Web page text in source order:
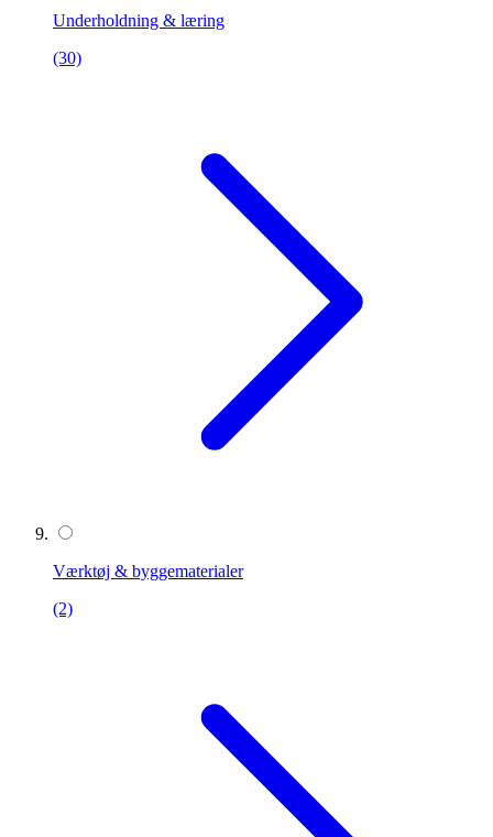
Underholdning & læring
(30)
Værktøj & byggematerialer
(2)